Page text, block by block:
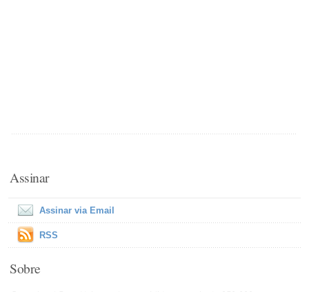
Assinar
Assinar via Email
RSS
Sobre